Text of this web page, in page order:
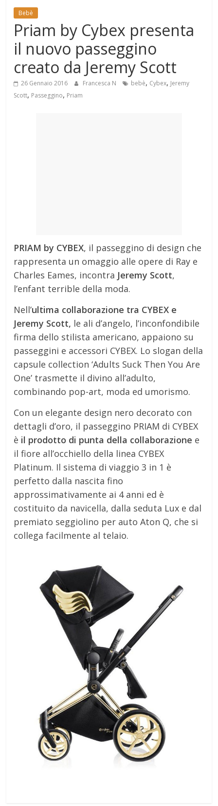
Mondo
Bebè
Priam by Cybex presenta
il nuovo passeggino
creato da Jeremy Scott
26 Gennaio 2016 Francesca N bebè, Cybex, Jeremy
Scott, Passeggino, Priam
PRIAM by CYBEX, il passeggino di design che
rappresenta un omaggio alle opere di Ray e
Charles Eames, incontra Jeremy Scott,
l’enfant terrible della moda.
Nell’ultima collaborazione tra CYBEX e
Jeremy Scott, le ali d’angelo, l’inconfondibile
firma dello stilista americano, appaiono su
passeggini e accessori CYBEX. Lo slogan della
capsule collection ‘Adults Suck Then You Are
One’ trasmette il divino all’adulto,
combinando pop-art, moda ed umorismo.
Con un elegante design nero decorato con
dettagli d’oro, il passeggino PRIAM di CYBEX
è il prodotto di punta della collaborazione e
il fiore all’occhiello della linea CYBEX
Platinum. Il sistema di viaggio 3 in 1 è
perfetto dalla nascita fino
approssimativamente ai 4 anni ed è
costituito da navicella, dalla seduta Lux e dal
premiato seggiolino per auto Aton Q, che si
collega facilmente al telaio.